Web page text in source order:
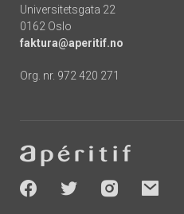
Universitetsgata 22
0162 Oslo
faktura@aperitif.no
Org. nr. 972 420 271
-
socials